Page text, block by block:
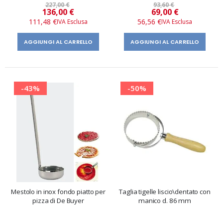
227,00 €
Prezzo
speciale
136,00 €
111,48 €
AGGIUNGI AL CARRELLO
93,60 €
Prezzo
speciale
69,00 €
56,56 €
AGGIUNGI AL CARRELLO
-43%
Mestolo in inox fondo piatto per
pizza di De Buyer
-50%
Taglia tigelle liscio\dentato con
manico d. 86 mm